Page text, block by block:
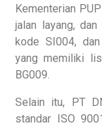
Kementerian
jalan layang,
kode SI004,
yang memiliki
BG009.
Selain itu, PT
standar ISO